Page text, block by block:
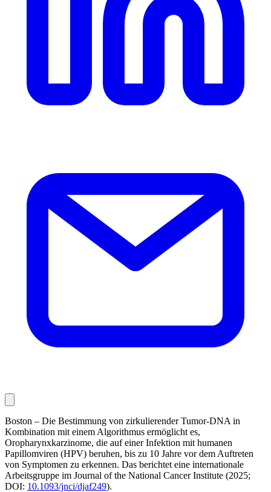
Boston – Die Bestimmung von zirkulierender Tumor-DNA in
Kombination mit einem Algorithmus ermöglicht es,
Oropharynxkarzinome, die auf einer Infektion mit humanen
Papillomviren (HPV) beruhen, bis zu 10 Jahre vor dem Auftreten
von Symptomen zu erkennen. Das berichtet eine internationale
Arbeitsgruppe im Journal of the National Cancer Institute (2025;
DOI: 10.1093/jnci/djaf249).